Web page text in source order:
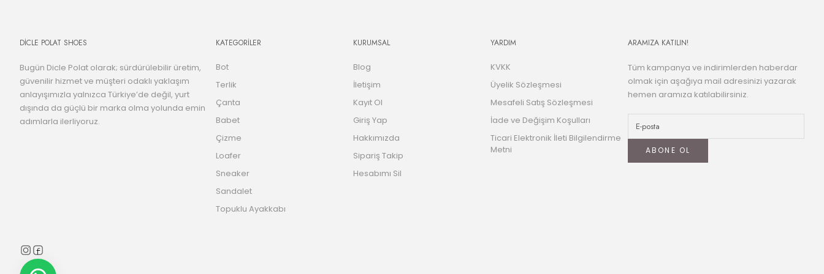
DİCLE POLAT SHOES
Bugün Dicle Polat olarak; sürdürülebilir üretim,
güvenilir hizmet ve müşteri odaklı yaklaşım
anlayışımızla yalnızca Türkiye’de değil, yurt
dışında da güçlü bir marka olma yolunda emin
adımlarla ilerliyoruz.
KATEGORİLER
Bot
Terlik
Çanta
Babet
Çizme
Loafer
Sneaker
Sandalet
Topuklu Ayakkabı
KURUMSAL
Blog
İletişim
Kayıt Ol
Giriş Yap
Hakkımızda
Sipariş Takip
Hesabımı Sil
YARDIM
KVKK
Üyelik Sözleşmesi
Mesafeli Satış Sözleşmesi
İade ve Değişim Koşulları
Ticari Elektronik İleti Bilgilendirme
Metni
ARAMIZA KATILIN!
Tüm kampanya ve indirimlerden haberdar
olmak için aşağıya mail adresinizi yazarak
hemen aramıza katılabilirsiniz.
ABONE OL